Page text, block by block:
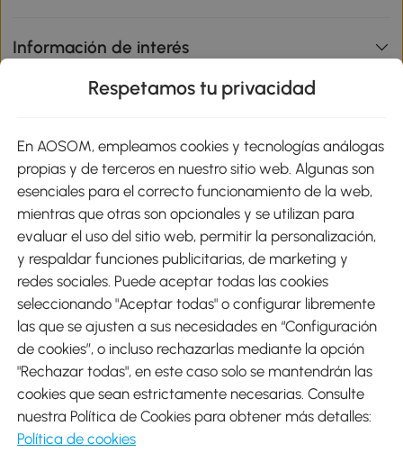
Información de interés
Métodos de Pago
Envíos
Descargar Aosom App
Google Play
Respetamos tu privacidad
En AOSOM, empleamos cookies y tecnologías análogas
propias y de terceros en nuestro sitio web. Algunas son
esenciales para el correcto funcionamiento de la web,
mientras que otras son opcionales y se utilizan para
evaluar el uso del sitio web, permitir la personalización,
y respaldar funciones publicitarias, de marketing y
redes sociales. Puede aceptar todas las cookies
seleccionando "Aceptar todas" o configurar libremente
las que se ajusten a sus necesidades en “Configuración
de cookies”, o incluso rechazarlas mediante la opción
"Rechazar todas", en este caso solo se mantendrán las
cookies que sean estrictamente necesarias. Consulte
nuestra Política de Cookies para obtener más detalles:
Política de cookies